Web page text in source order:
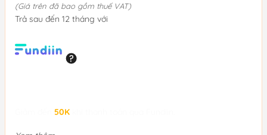
(Giá trên đã bao gồm thuế VAT)
Trả sau đến 12 tháng với
50K